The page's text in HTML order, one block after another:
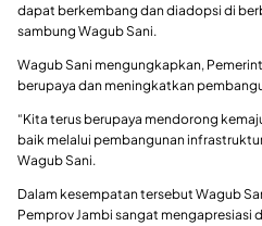
dapat berkembang dan diadopsi di
sambung Wagub Sani.
Wagub Sani mengungkapkan,
berupaya dan meningkatkan
“Kita terus berupaya mendorong
baik melalui pembangunan
Wagub Sani.
Dalam kesempatan tersebut Wagub
Pemprov Jambi sangat mengapresiasi